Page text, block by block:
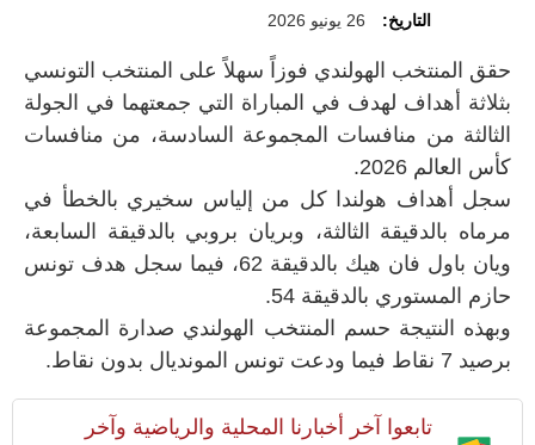
التاريخ: 26 يونيو 2026
حقق المنتخب الهولندي فوزاً سهلاً على المنتخب التونسي
بثلاثة أهداف لهدف في المباراة التي جمعتهما في الجولة
الثالثة من منافسات المجموعة السادسة، من منافسات
كأس العالم 2026.
سجل أهداف هولندا كل من إلياس سخيري بالخطأ في
مرماه بالدقيقة الثالثة، وبريان بروبي بالدقيقة السابعة،
ويان باول فان هيك بالدقيقة 62، فيما سجل هدف تونس
حازم المستوري بالدقيقة 54.
وبهذه النتيجة حسم المنتخب الهولندي صدارة المجموعة
برصيد 7 نقاط فيما ودعت تونس المونديال بدون نقاط.
تابعوا آخر أخبارنا المحلية والرياضية وآخر